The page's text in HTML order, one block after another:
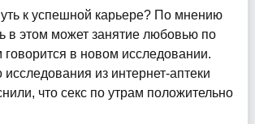
к успешной карьере? По мнению
в этом может занятие любовью по
в новом исследовании.
из интернет-аптеки
что секс по утрам положительно